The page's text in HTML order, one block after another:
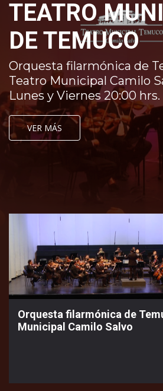
TEATRO
DE TEMUCO
Orquesta filarmónica de
Teatro Municipal Camilo
Lunes y Viernes 20:00 hrs.
VER MÁS
Orquesta filarmónica de
Municipal Camilo Salvo